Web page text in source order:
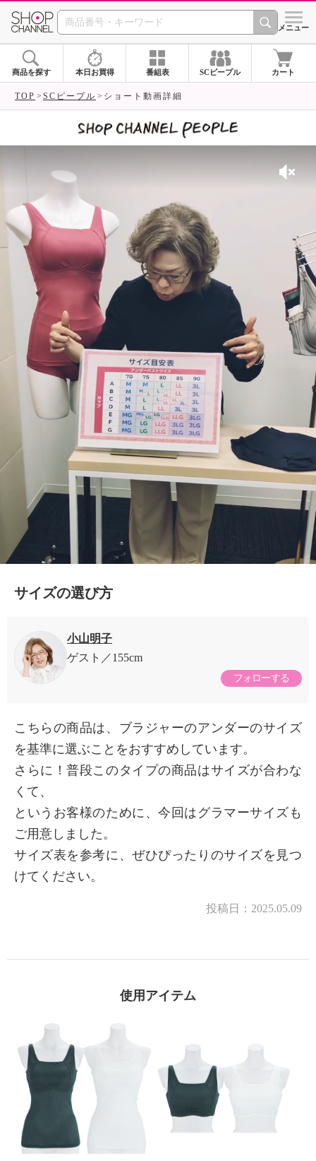
SHOP CHANNEL シメニュー
商品を探す 本日お買得 番組表 SCピープル カート
TOP SCピープル ショート動画詳細
サイズの選び方
小山明子
ゲスト
155cm
フォローする
こちらの商品は、ブラジャーのアンダーのサイズ
を基準に選ぶことをおすすめしています。
さらに！普段このタイプの商品はサイズが合わな
くて、
というお客様のために、今回はグラマーサイズも
ご用意しました。
サイズ表を参考に、ぜひぴったりのサイズを見つ
けてください。
投稿日： 2025.05.09
使用アイテム